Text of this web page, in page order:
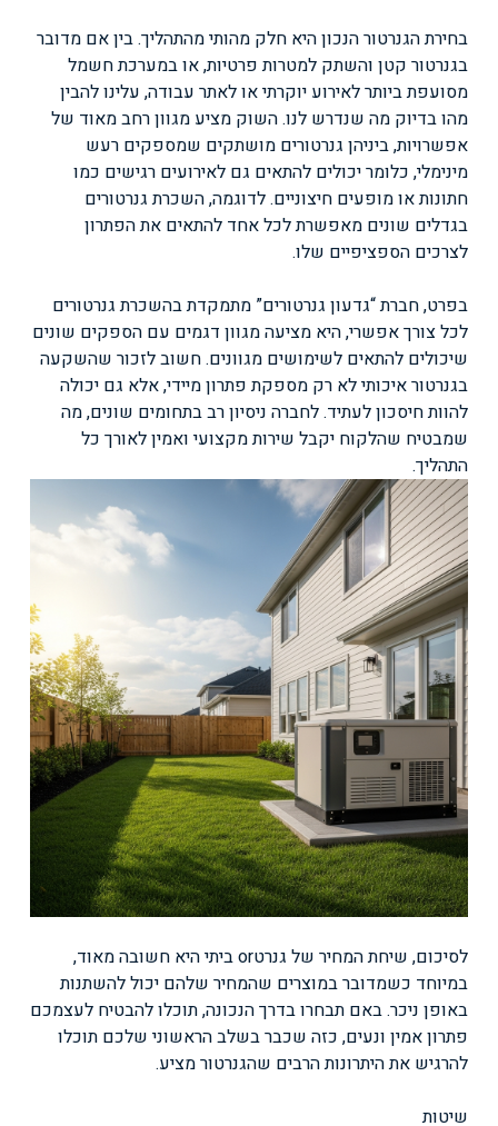
בחירת הגנרטור הנכון היא חלק מהותי מהתהליך. בין אם מדובר
בגנרטור קטן והשתק למטרות פרטיות, או במערכת חשמל
מסועפת ביותר לאירוע יוקרתי או לאתר עבודה, עלינו להבין
מהו בדיוק מה שנדרש לנו. השוק מציע מגוון רחב מאוד של
אפשרויות, ביניהן גנרטורים מושתקים שמספקים רעש
מינימלי, כלומר יכולים להתאים גם לאירועים רגישים כמו
חתונות או מופעים חיצוניים. לדוגמה, השכרת גנרטורים
בגדלים שונים מאפשרת לכל אחד להתאים את הפתרון
לצרכים הספציפיים שלו.
בפרט, חברת “גדעון גנרטורים” מתמקדת בהשכרת גנרטורים
לכל צורך אפשרי, היא מציעה מגוון דגמים עם הספקים שונים
שיכולים להתאים לשימושים מגוונים. חשוב לזכור שהשקעה
בגנרטור איכותי לא רק מספקת פתרון מיידי, אלא גם יכולה
להוות חיסכון לעתיד. לחברה ניסיון רב בתחומים שונים, מה
שמבטיח שהלקוח יקבל שירות מקצועי ואמין לאורך כל
התהליך.
לסיכום, שיחת המחיר של גנרטor ביתי היא חשובה מאוד,
במיוחד כשמדובר במוצרים שהמחיר שלהם יכול להשתנות
באופן ניכר. באם תבחרו בדרך הנכונה, תוכלו להבטיח לעצמכם
פתרון אמין ונעים, כזה שכבר בשלב הראשוני שלכם תוכלו
להרגיש את היתרונות הרבים שהגנרטור מציע.
שיטות